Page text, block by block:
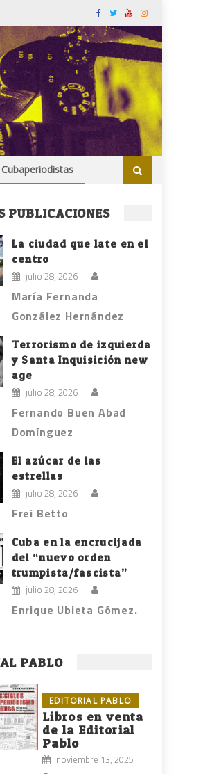
PUBLICACIONES
La ciudad que late en el
centro
julio 28, 2026
María Fernanda
González Hernández
Terrorismo de izquierda
y Santa Inquisición new
age
julio 28, 2026
Fernando Buen Abad
Domínguez
El azúcar de las
estrellas
julio 28, 2026
Frei Betto
Cuba en la encrucijada
del “nuevo orden
trumpista/fascista”
julio 28, 2026
Enrique Ubieta Gómez.
PABLO
EDITORIAL PABLO
Libros en venta
de la Editorial
Pablo
noviembre 13, 2025